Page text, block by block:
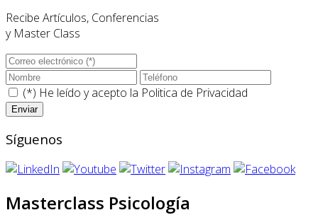
Recibe Artículos, Conferencias
y Master Class
(*) He leído y acepto la Politica de Privacidad
Síguenos
Masterclass Psicología